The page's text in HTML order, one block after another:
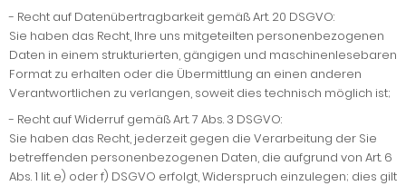
- Recht auf Datenübertragbarkeit gemäß Art. 20 DSGVO:
Sie haben das Recht, Ihre uns mitgeteilten personenbezogenen
Daten in einem strukturierten, gängigen und maschinenlesebaren
Format zu erhalten oder die Übermittlung an einen anderen
Verantwortlichen zu verlangen, soweit dies technisch möglich ist;
- Recht auf Widerruf gemäß Art. 7 Abs. 3 DSGVO:
Sie haben das Recht, jederzeit gegen die Verarbeitung der Sie
betreffenden personenbezogenen Daten, die aufgrund von Art. 6
Abs. 1 lit. e) oder f) DSGVO erfolgt, Widerspruch einzulegen; dies gilt